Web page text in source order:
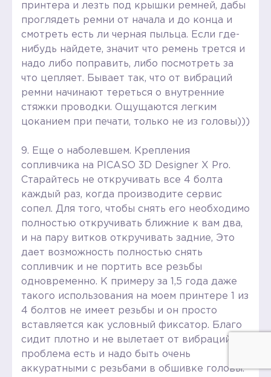
принтера и лезть под крышки ремней, дабы
проглядеть ремни от начала и до конца и
смотреть есть ли черная пыльца. Если где-
нибудь найдете, значит что ремень трется и
надо либо поправить, либо посмотреть за
что цепляет. Бывает так, что от вибраций
ремни начинают тереться о внутренние
стяжки проводки. Ощущаются легким
цоканием при печати, только не из головы)))
9. Еще о наболевшем. Крепления
сопливчика на PICASO 3D Designer X Pro.
Старайтесь не откручивать все 4 болта
каждый раз, когда производите сервис
сопел. Для того, чтобы снять его необходимо
полностью откручивать ближние к вам два,
и на пару витков откручивать задние, Это
дает возможность полностью снять
сопливчик и не портить все резьбы
одновременно. К примеру за 1,5 года даже
такого использования на моем принтере 1 из
4 болтов не имеет резьбы и он просто
вставляется как условный фиксатор. Благо
сидит плотно и не вылетает от вибраций, но
проблема есть и надо быть очень
аккуратными с резьбами в обшивке головы.